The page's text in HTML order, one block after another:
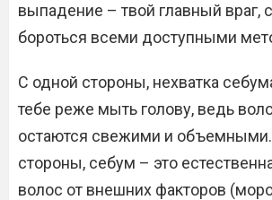
выпадение – твой главный враг,
бороться всеми доступными
С одной стороны, нехватка
тебе реже мыть голову, ведь
остаются свежими и
стороны, себум – это
волос от внешних факторов